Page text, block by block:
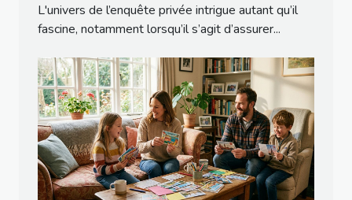
détective ?
L'univers de l’enquête privée intrigue autant qu’il
fascine, notamment lorsqu’il s’agit d’assurer...